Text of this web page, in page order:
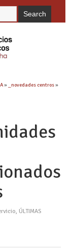
» _novedades centros»
, ÚLTIMAS